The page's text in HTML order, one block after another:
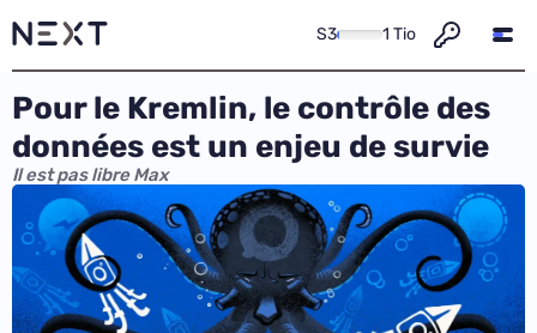
S3 1 Tio
Pour le Kremlin, le contrôle des
données est un enjeu de survie
Il est pas libre Max